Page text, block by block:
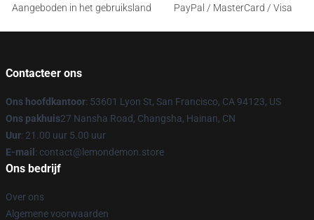
Aangeboden in het gebruiksland
PayPal / MasterCard / Visa
Contacteer ons
Ons hoofdkantoor: 53601 Lyon St, San Francisco, CA 94123, US
Ons pakhuis27 Nansha Road, Changsha, Hainan, CN
Uur: 21.00 uur 5.00 uur
E-mail : contact@lemondemon.store
Ons bedrijf
Over ons
Algemene voorwaarden